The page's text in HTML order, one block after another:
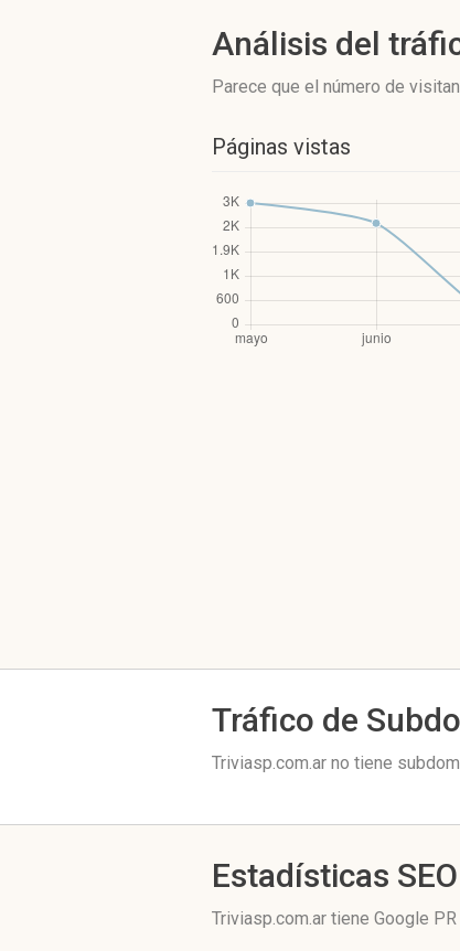
Análisis del
Parece que el número de
Páginas vistas
Tráfico de
Triviasp.com.ar no tiene
Estadísticas SEO
Triviasp.com.ar tiene Google